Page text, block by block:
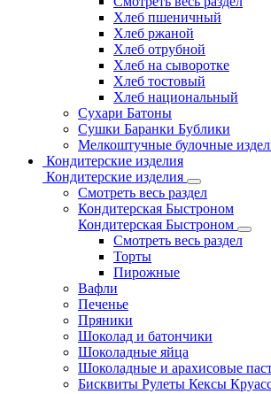
Хлеб пшеничный
Хлеб ржаной
Хлеб отрубной
Хлеб на сыворотке
Хлеб тостовый
Хлеб национальный
Сухари Батоны
Сушки Баранки Бублики
Мелкоштучные булочные
Кондитерские изделия
Кондитерские изделия
Смотреть весь раздел
Кондитерская Быстроном
Кондитерская Быстроном
Смотреть весь раздел
Торты
Пирожные
Вафли
Печенье
Пряники
Шоколад и батончики
Шоколадные яйца
Шоколадные и арахисовые
Бисквиты Рулеты Кексы